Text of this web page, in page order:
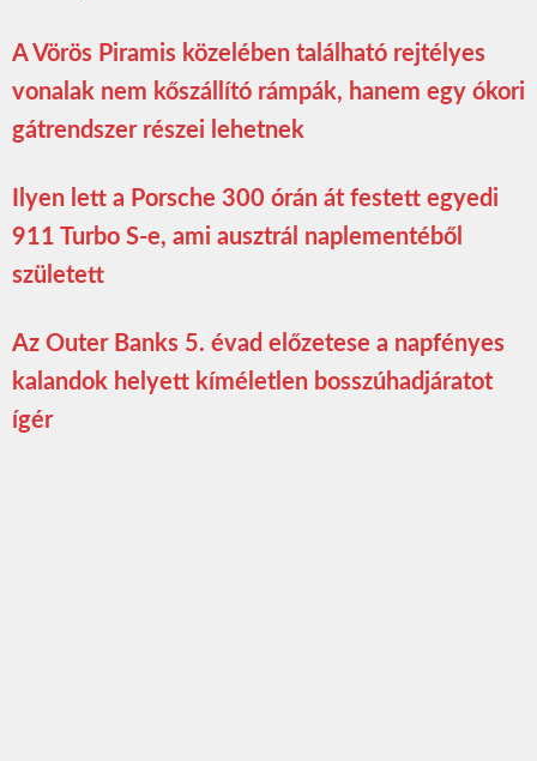
A Vörös Piramis közelében található rejtélyes
vonalak nem kőszállító rámpák, hanem egy ókori
gátrendszer részei lehetnek
Ilyen lett a Porsche 300 órán át festett egyedi
911 Turbo S-e, ami ausztrál naplementéből
született
Az Outer Banks 5. évad előzetese a napfényes
kalandok helyett kíméletlen bosszúhadjáratot
ígér